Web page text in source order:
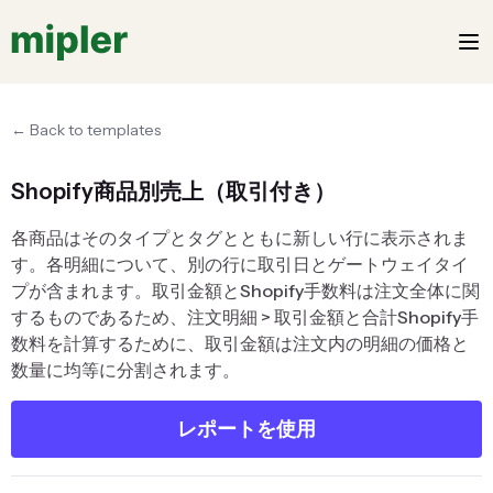
← Back to templates
Shopify商品別売上（取引付き）
各商品はそのタイプとタグとともに新しい行に表示されま
す。各明細について、別の行に取引日とゲートウェイタイ
プが含まれます。取引金額とShopify手数料は注文全体に関
するものであるため、注文明細 > 取引金額と合計Shopify手
数料を計算するために、取引金額は注文内の明細の価格と
数量に均等に分割されます。
レポートを使用